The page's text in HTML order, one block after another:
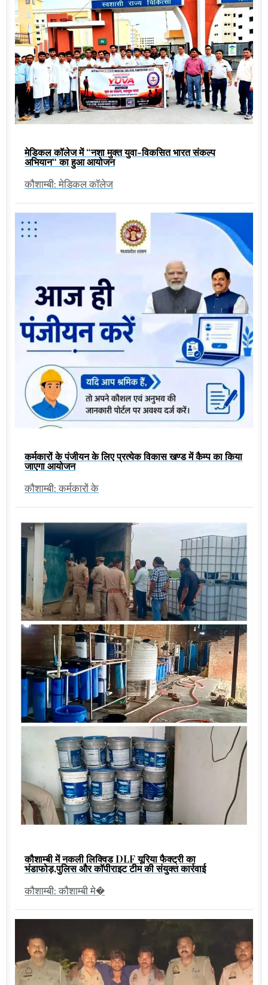
मेडिकल कॉलेज में “नशा मुक्त युवा-विकसित भारत संकल्प
अभियान“ का हुआ आयोजन
कौशाम्बी: मेडिकल कॉलेज
कर्मकारों के पंजीयन के लिए प्रत्येक विकास खण्ड में कैम्प का किया
जाएगा आयोजन
कौशाम्बी: कर्मकारों के
कौशाम्बी में नकली लिक्विड DLF यूरिया फैक्ट्री का
भंडाफोड़,पुलिस और कॉपीराइट टीम की संयुक्त कार्रवाई
कौशाम्बी: कौशाम्बी मे�